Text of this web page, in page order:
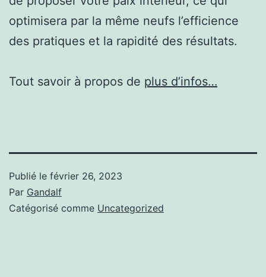
optimisera par la même neufs l’efficience
des pratiques et la rapidité des résultats.
Tout savoir à propos de plus d’infos…
Publié le février 26, 2023
Par Gandalf
Catégorisé comme Uncategorized